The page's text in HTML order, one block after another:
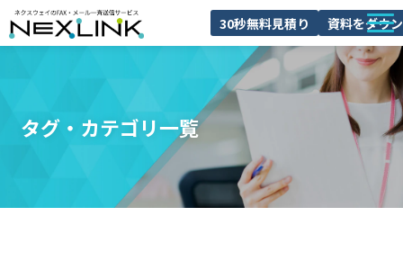
30秒無料見積り 資料をダウ
NEXLINKとは
FAXDMとは
導入事例
料金
ブログ
タグ・カテゴリ一覧